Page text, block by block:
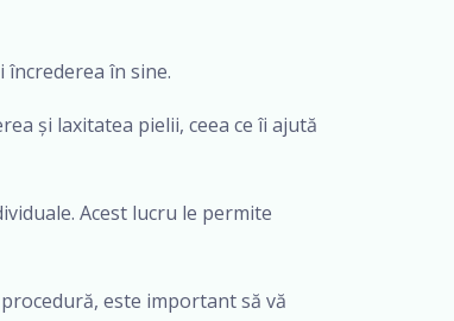
încrederea în sine.
și laxitatea pielii, ceea ce îi ajută
Acest lucru le permite
este important să vă